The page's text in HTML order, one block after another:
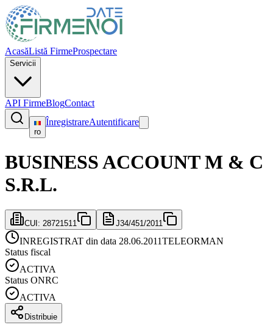
AcasăListă FirmeProspectare
Servicii
API FirmeBlogContact
ro
ÎnregistrareAutentificare
BUSINESS ACCOUNT M & C
S.R.L.
CUI: 28721511 J34/451/2011
INREGISTRAT din data 28.06.2011TELEORMAN
Status fiscal
ACTIVA
Status ONRC
ACTIVA
Distribuie